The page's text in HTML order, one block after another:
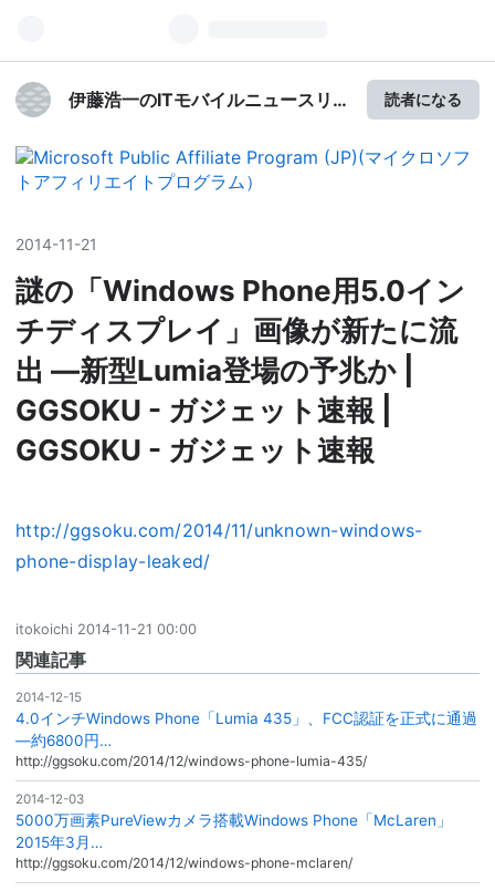
伊藤浩一のITモバイルニュースリ
読者になる
2014-11-21
謎の「Windows Phone用5.0イン
チディスプレイ」画像が新たに流
出 ―新型Lumia登場の予兆か |
GGSOKU - ガジェット速報 |
GGSOKU - ガジェット速報
http://ggsoku.com/2014/11/unknown-windows-
phone-display-leaked/
itokoichi 2014-11-21 00:00
関連記事
2014-12-15
4.0インチWindows Phone「Lumia 435」、FCC認証を正式に通過
―約6800円…
http://ggsoku.com/2014/12/windows-phone-lumia-435/
2014-12-03
5000万画素PureViewカメラ搭載Windows Phone「McLaren」
2015年3月…
http://ggsoku.com/2014/12/windows-phone-mclaren/